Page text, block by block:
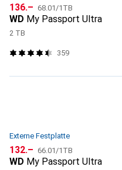
CHF
136.– CHF
68.01 /1TB
WD My Passport Ultra
2 TB
359
Externe Festplatte
CHF
132.– CHF
66.01 /1TB
WD My Passport Ultra